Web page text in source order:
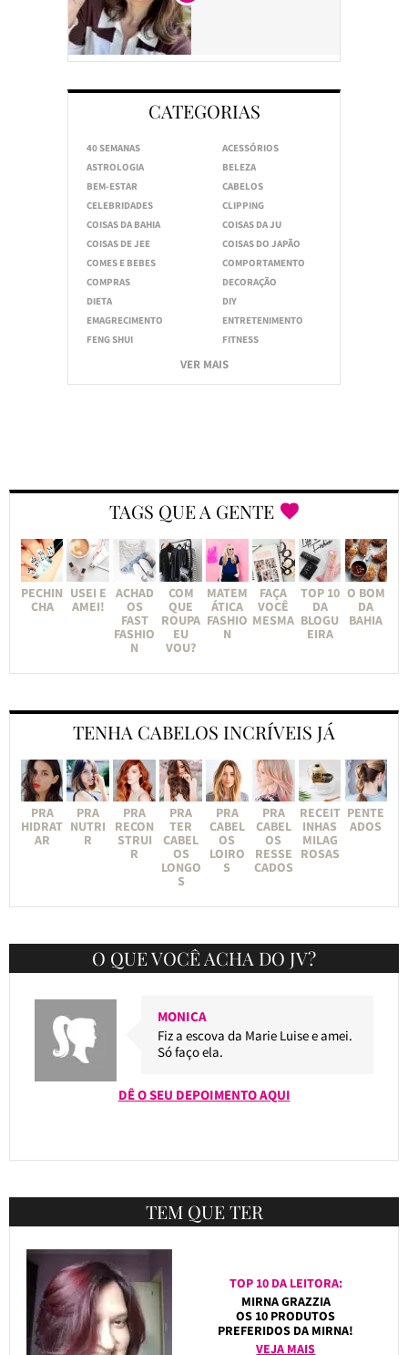
CATEGORIAS
40 SEMANAS
ACESSÓRIOS
ASTROLOGIA
BELEZA
BEM-ESTAR
CABELOS
CELEBRIDADES
CLIPPING
COISAS DA BAHIA
COISAS DA JU
COISAS DE JEE
COISAS DO JAPÃO
COMES E BEBES
COMPORTAMENTO
COMPRAS
DECORAÇÃO
DIETA
DIY
EMAGRECIMENTO
ENTRETENIMENTO
FENG SHUI
FITNESS
VER MAIS
TAGS QUE A GENTE
PECHIN
CHA
USEI E
AMEI!
ACHAD
OS
FAST
FASHIO
N
COM
QUE
ROUPA
EU
VOU?
MATEM
ÁTICA
FASHIO
N
FAÇA
VOCÊ
MESMA
TOP 10
DA
BLOGU
EIRA
O BOM
DA
BAHIA
TENHA CABELOS INCRÍVEIS JÁ
PRA
HIDRAT
AR
PRA
NUTRI
R
PRA
RECON
STRUI
R
PRA
TER
CABEL
OS
LONGO
S
PRA
CABEL
OS
LOIRO
S
PRA
CABEL
OS
RESSE
CADOS
RECEIT
INHAS
MILAG
ROSAS
PENTE
ADOS
O QUE VOCÊ ACHA DO JV?
MONICA
Fiz a escova da Marie Luise e amei.
Só faço ela.
DÊ O SEU DEPOIMENTO AQUI
TEM QUE TER
TOP 10 DA LEITORA:
MIRNA GRAZZIA
OS 10 PRODUTOS
PREFERIDOS DA MIRNA!
VEJA MAIS